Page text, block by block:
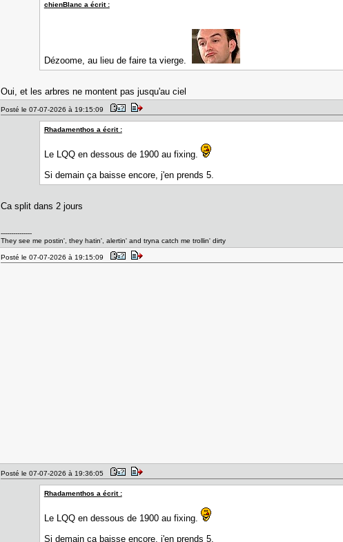
chienBlanc a écrit :
Dézoome, au lieu de faire ta vierge.
Oui, et les arbres ne montent pas jusqu'au ciel
Posté le 07-07-2026 à 19:15:09
Rhadamenthos a écrit :
Le LQQ en dessous de 1900 au fixing.
Si demain ça baisse encore, j'en prends 5.
Ca split dans 2 jours
---------------
They see me postin', they hatin', alertin' and tryna catch me trollin' dirty
Posté le 07-07-2026 à 19:15:09
Posté le 07-07-2026 à 19:36:05
Rhadamenthos a écrit :
Le LQQ en dessous de 1900 au fixing.
Si demain ça baisse encore, j'en prends 5.